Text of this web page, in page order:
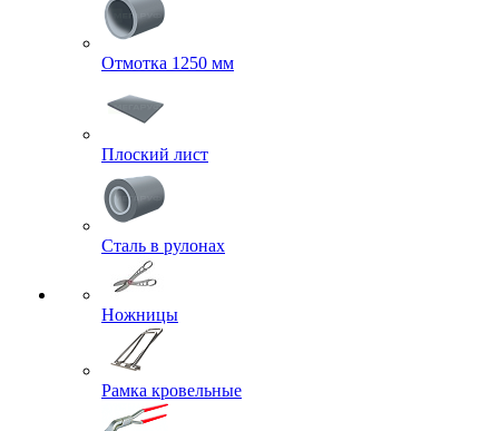
Отмотка 1250 мм
Плоский лист
Сталь в рулонах
Ножницы
Рамка кровельные